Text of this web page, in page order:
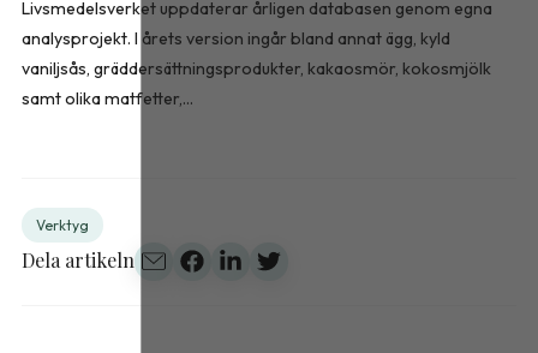
Livsmedelsverket uppdaterar årligen databasen genom egna
analysprojekt. I årets version ingår bland annat ägg, kyld
vaniljsås, gräddersättningsprodukter, kakaosmör, kokosmjölk
samt olika matfetter,...
Verktyg
Dela artikeln